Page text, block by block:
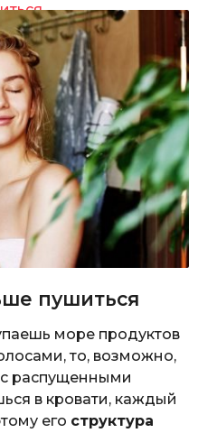
пушиться
море продуктов
то, возможно,
с распущенными
в кровати, каждый
его структура